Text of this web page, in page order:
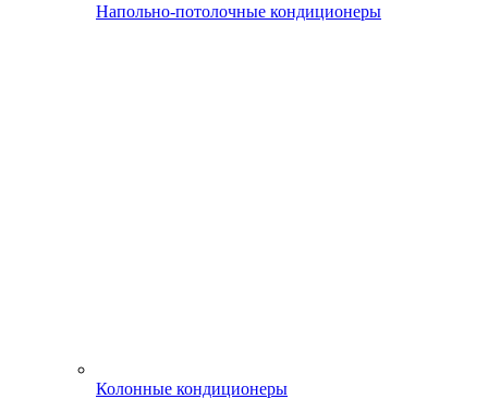
Напольно-потолочные кондиционеры
Колонные кондиционеры